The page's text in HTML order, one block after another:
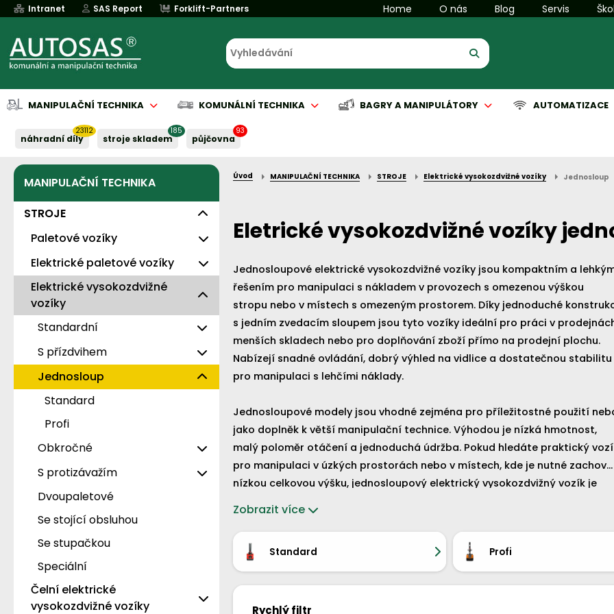
Intranet SAS Report Forklift-Partners Home O nás Blog Servis
MANIPULAČNÍ TECHNIKA
Půjčovna
KOMUNÁLNÍ TECHNIKA
Půjčovna
BAGRY A MANIPULÁTORY
Servis baterií
AUTOMATIZACE
Implementace
Servis baterií
náhradní díly
23112
stroje skladem
185
půjčovna
93
MANIPULAČNÍ TECHNIKA
STROJE
Paletové vozíky
Levné - s nosností 2t
Standardní
Dlouhé
Krátké
Snížené
Do vlhka
S podporou rozjezdu
S rychlozdvihem
S váhou
Tiché
Nůžkové
Vysokozdvižné
Elektrické paletové vozíky
Eko
Standard
Profi
Ručně vedené
Se stupačkou
Elektrické vysokozdvižné
vozíky
Standardní
Eko
Standard
Profi
S přízdvihem
Standard
Profi
Jednosloup
Standard
Profi
Obkročné
Standard
Profi
S protizávažím
Standard
Dvoupaletové
Se stojící obsluhou
Se stupačkou
Speciální
Čelní elektrické
vysokozdvižné vozíky
Úvod MANIPULAČNÍ TECHNIKA STROJE Elektrické vysokozdvižné vozíky Jednosloup
Eletrické vysokozdvižné vozíky
Jednosloupové elektrické vysokozdvižné vozíky jsou kompaktním a
řešením pro manipulaci s nákladem v provozech s omezenou výškou
stropu nebo v místech s omezeným prostorem. Díky jednoduché
s jedním zvedacím sloupem jsou tyto vozíky ideální pro práci v prodejnách,
menších skladech nebo pro doplňování zboží přímo na prodejní plochu.
Nabízejí snadné ovládání, dobrý výhled na vidlice a dostatečnou stabilitu
pro manipulaci s lehčími náklady.
Jednosloupové modely jsou vhodné zejména pro příležitostné použití
jako doplněk k větší manipulační technice. Výhodou je nízká hmotnost,
malý poloměr otáčení a jednoduchá údržba. Pokud hledáte praktický vozík
pro manipulaci v úzkých prostorách nebo v místech, kde je nutné
nízkou celkovou výšku, jednosloupový elektrický vysokozdvižný vozík je
skvělou volbou.
Zobrazit více
Standard Profi
Rychlý filtr